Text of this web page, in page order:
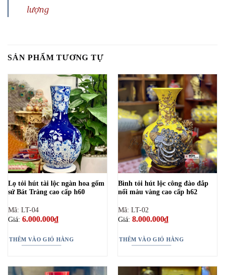
lượng
SẢN PHẨM TƯƠNG TỰ
Lọ tỏi hút tài lộc ngàn hoa gốm
sứ Bát Tràng cao cấp h60
Mã: LT-04
Giá: 6.000.000₫
THÊM VÀO GIỎ HÀNG
Bình tỏi hút lộc công đào đắp
nổi màu vàng cao cấp h62
Mã: LT-02
Giá: 8.000.000₫
THÊM VÀO GIỎ HÀNG